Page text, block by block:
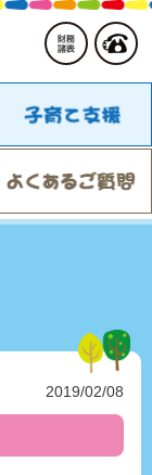
2019/02/08